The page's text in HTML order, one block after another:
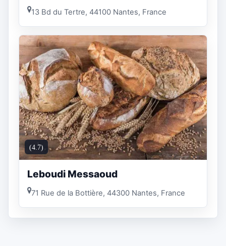
13 Bd du Tertre, 44100 Nantes, France
(4.7)
Leboudi Messaoud
71 Rue de la Bottière, 44300 Nantes, France